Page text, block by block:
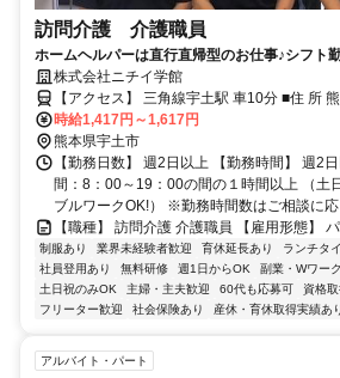
訪問介護 介護職員
ホームヘルパーは直行直帰型のお仕事♪シフト
勤務時間が可能です。
株式会社ニチイ学館
【アクセス】 三角線宇土駅 車10分 ■住 所 熊本県 宇土市 松山町883
時給1,417円～1,617円
熊本県宇土市
【勤務日数】 週2日以上 【勤務時間】 週2
間：8：00～19：00の間の１時間以上 （土
ブルワークOK!） ※勤務時間数はご相談に応
【職種】 訪問介護 介護職員 【雇用形態】
制服あり 業界未経験者歓迎 育休延長あり ランチタ
社員登用あり
無料研修 週1日からOK 副業・Wワー
土日祝のみOK
主婦・主夫歓迎 60代も応募可 資格
フリーター歓迎
社会保険あり 産休・育休取得実績あ
アルバイト・パート